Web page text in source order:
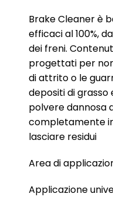
Brake Cleaner è
efficaci al 100%,
dei freni.
progettati per
di attrito o le
depositi di
polvere dannosa
completamente
lasciare residui
Area di
Applicazione